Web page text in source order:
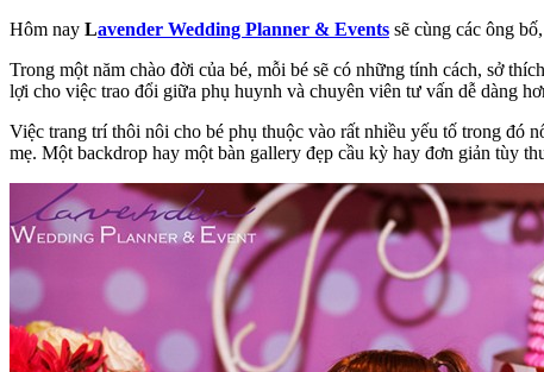
Hôm nay Lavender Wedding Planner & Events sẽ cùng các ông
Trong một năm chào đời của bé, mỗi bé sẽ có những tính cách, sở
lợi cho việc trao đổi giữa phụ huynh và chuyên viên tư vấn dễ dàng
Việc trang trí thôi nôi cho bé phụ thuộc vào rất nhiều yếu tố trong đó
mẹ. Một backdrop hay một bàn gallery đẹp cầu kỳ hay đơn giản tùy